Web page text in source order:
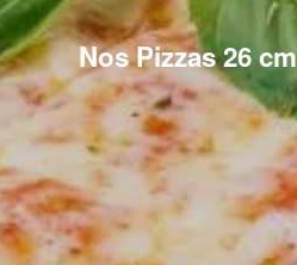
Nos Pizzas 26 cm